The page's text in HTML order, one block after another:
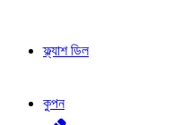
ফ্ল্যাশ ডিল
কুপন